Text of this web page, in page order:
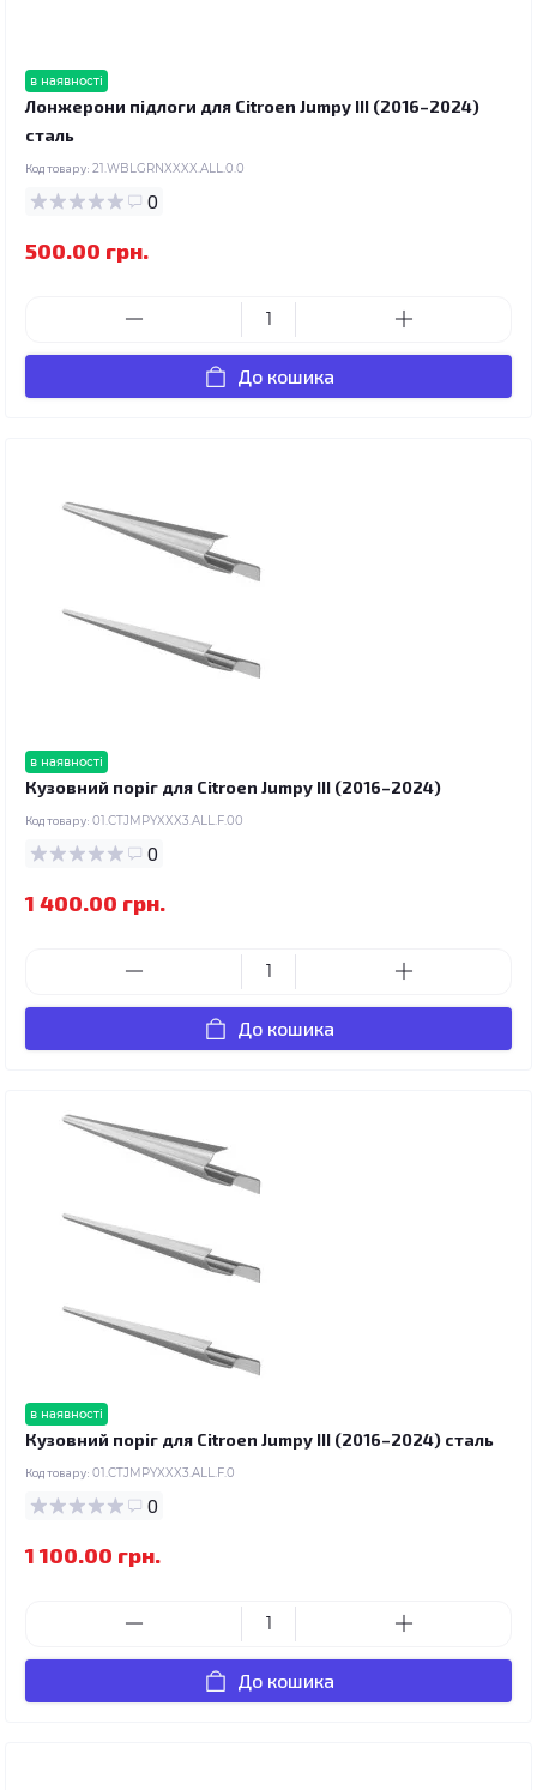
в наявності
Лонжерони підлоги для Citroen Jumpy III (2016–2024)
сталь
Код товару: 21.WBLGRNXXXX.ALL.0.0
0
500.00 грн.
До кошика
в наявності
Кузовний поріг для Citroen Jumpy III (2016–2024)
Код товару: 01.CTJMPYXXX3.ALL.F.00
0
1 400.00 грн.
До кошика
в наявності
Кузовний поріг для Citroen Jumpy III (2016–2024) сталь
Код товару: 01.CTJMPYXXX3.ALL.F.0
0
1 100.00 грн.
До кошика